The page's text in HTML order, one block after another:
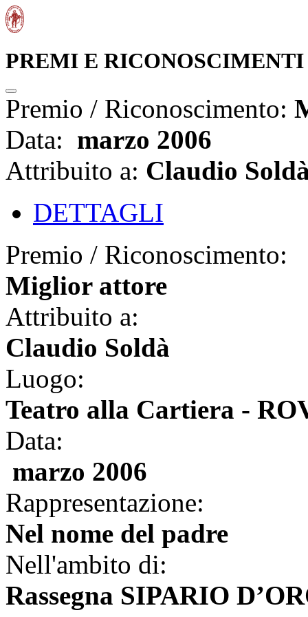
PREMI E RICONOSCIMENTI
Premio / Riconoscimento:
Data: marzo 2006
Attribuito a: Claudio
DETTAGLI
Premio / Riconoscimento:
Miglior attore
Attribuito a:
Claudio Soldà
Luogo:
Teatro alla Cartiera -
Data:
marzo 2006
Rappresentazione:
Nel nome del padre
Nell'ambito di:
Rassegna SIPARIO